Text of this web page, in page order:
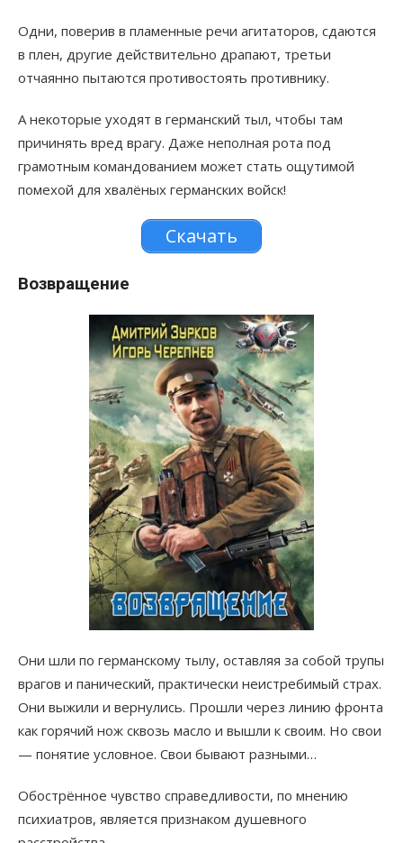
Одни, поверив в пламенные речи агитаторов, сдаются
в плен, другие действительно драпают, третьи
отчаянно пытаются противостоять противнику.
А некоторые уходят в германский тыл, чтобы там
причинять вред врагу. Даже неполная рота под
грамотным командованием может стать ощутимой
помехой для хвалёных германских войск!
Скачать
Возвращение
Они шли по германскому тылу, оставляя за собой трупы
врагов и панический, практически неистребимый страх.
Они выжили и вернулись. Прошли через линию фронта
как горячий нож сквозь масло и вышли к своим. Но свои
— понятие условное. Свои бывают разными…
Обострённое чувство справедливости, по мнению
психиатров, является признаком душевного